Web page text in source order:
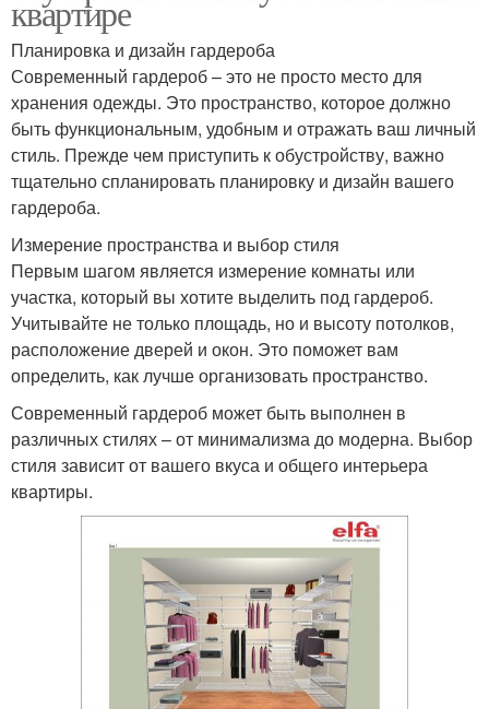
квартире
Планировка и дизайн гардероба
Современный гардероб – это не просто место для
хранения одежды. Это пространство, которое должно
быть функциональным, удобным и отражать ваш личный
стиль. Прежде чем приступить к обустройству, важно
тщательно спланировать планировку и дизайн вашего
гардероба.
Измерение пространства и выбор стиля
Первым шагом является измерение комнаты или
участка, который вы хотите выделить под гардероб.
Учитывайте не только площадь, но и высоту потолков,
расположение дверей и окон. Это поможет вам
определить, как лучше организовать пространство.
Современный гардероб может быть выполнен в
различных стилях – от минимализма до модерна. Выбор
стиля зависит от вашего вкуса и общего интерьера
квартиры.